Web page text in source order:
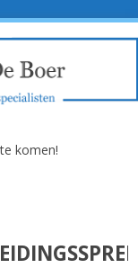
komen!